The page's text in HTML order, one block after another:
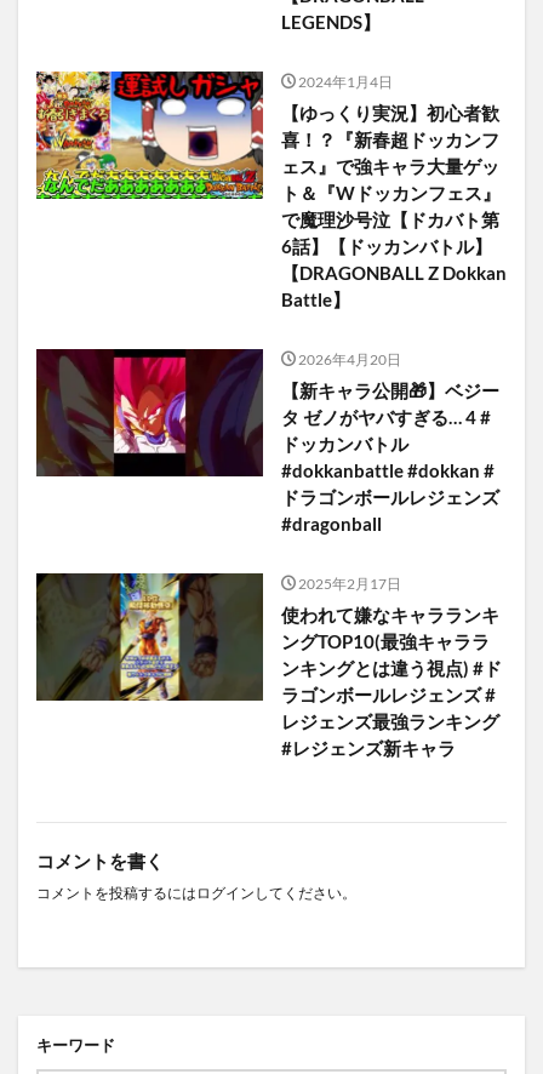
LEGENDS】
2024年1月4日
【ゆっくり実況】初心者歓
喜！？『新春超ドッカンフ
ェス』で強キャラ大量ゲッ
ト＆『Wドッカンフェス』
で魔理沙号泣【ドカバト第
6話】【ドッカンバトル】
【DRAGONBALL Z Dokkan
Battle】
2026年4月20日
【新キャラ公開🎁】ベジー
タ ゼノがヤバすぎる… 4 #
ドッカンバトル
#dokkanbattle #dokkan #
ドラゴンボールレジェンズ
#dragonball
2025年2月17日
使われて嫌なキャラランキ
ングTOP10(最強キャララ
ンキングとは違う視点) #ド
ラゴンボールレジェンズ #
レジェンズ最強ランキング
#レジェンズ新キャラ
コメントを書く
コメントを投稿するには ログイン してください。
キーワード